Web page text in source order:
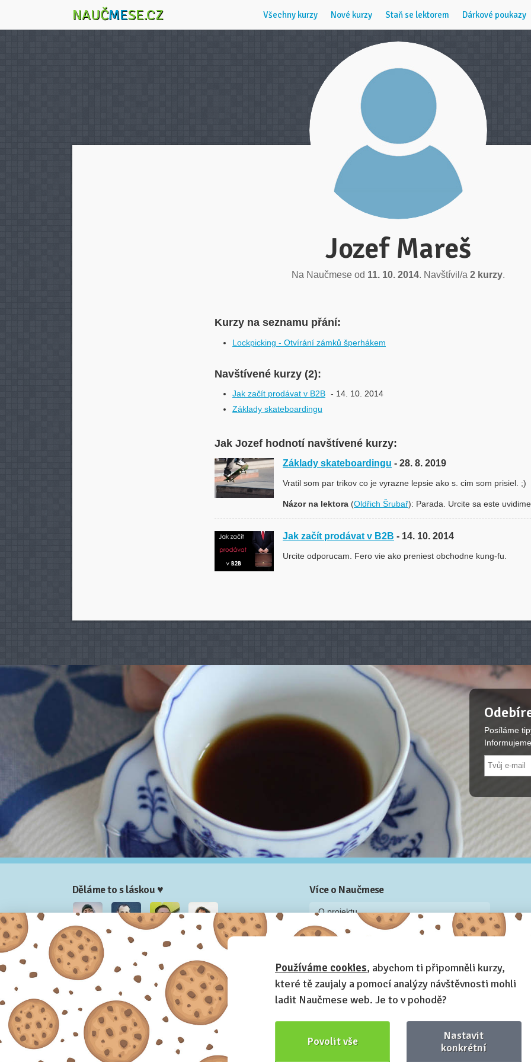
NAUČMESE.CZ Všechny kurzy Nové kurzy Staň se lektorem Dárkové poukazy
Jozef Mareš
Na Naučmese od 11. 10. 2014. Navštívil/a 2 kurzy.
Kurzy na seznamu přání:
Lockpicking - Otvírání zámků šperhákem
Navštívené kurzy (2):
Jak začít prodávat v B2B - 14. 10. 2014
Základy skateboardingu
Jak Jozef hodnotí navštívené kurzy:
Základy skateboardingu - 28. 8. 2019
Vratil som par trikov co je vyrazne lepsie ako s. cim som prisiel. ;)
Názor na lektora (Oldřich Šrubař): Parada. Urcite sa este
Jak začít prodávat v B2B - 14. 10. 2014
Urcite odporucam. Fero vie ako preniest obchodne kung-fu.
Posíláme
Děláme to s láskou ♥
Nela Josef Honza
Více o Naučmese
O projektu
Blog: recenze z kurzů, rozhovory a články
Příběh Naučmese
Naučmese festivaly
Náš systém pro vaši firmu
Prostory pro pořádání kurzů
Kontakt a fakturační údaje
Používáme cookies, abychom ti připomněli kurzy,
které tě zaujaly a pomocí analýzy návštěvnosti mohli
ladit Naučmese web. Je to v pohodě?
Povolit vše
Nastavit
konkrétní